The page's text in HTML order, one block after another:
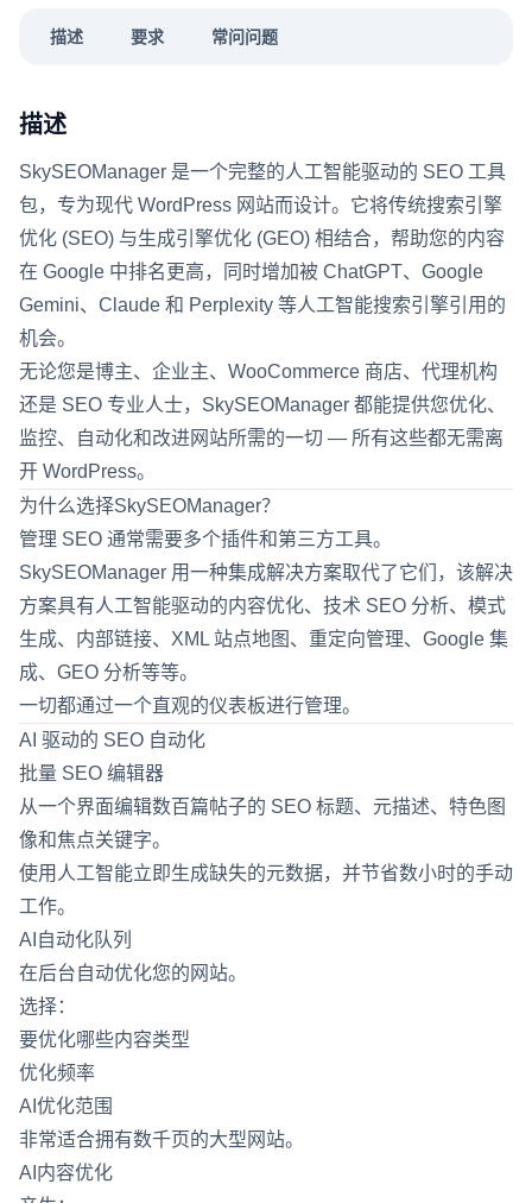
描述 要求 常问问题
描述
SkySEOManager 是一个完整的人工智能驱动的 SEO 工具
包，专为现代 WordPress 网站而设计。它将传统搜索引擎
优化 (SEO) 与生成引擎优化 (GEO) 相结合，帮助您的内容
在 Google 中排名更高，同时增加被 ChatGPT、Google
Gemini、Claude 和 Perplexity 等人工智能搜索引擎引用的
机会。
无论您是博主、企业主、WooCommerce 商店、代理机构
还是 SEO 专业人士，SkySEOManager 都能提供您优化、
监控、自动化和改进网站所需的一切 — 所有这些都无需离
开 WordPress。
为什么选择SkySEOManager？
管理 SEO 通常需要多个插件和第三方工具。
SkySEOManager 用一种集成解决方案取代了它们，该解决
方案具有人工智能驱动的内容优化、技术 SEO 分析、模式
生成、内部链接、XML 站点地图、重定向管理、Google 集
成、GEO 分析等等。
一切都通过一个直观的仪表板进行管理。
AI 驱动的 SEO 自动化
批量 SEO 编辑器
从一个界面编辑数百篇帖子的 SEO 标题、元描述、特色图
像和焦点关键字。
使用人工智能立即生成缺失的元数据，并节省数小时的手动
工作。
AI自动化队列
在后台自动优化您的网站。
选择：
要优化哪些内容类型
优化频率
AI优化范围
非常适合拥有数千页的大型网站。
AI内容优化